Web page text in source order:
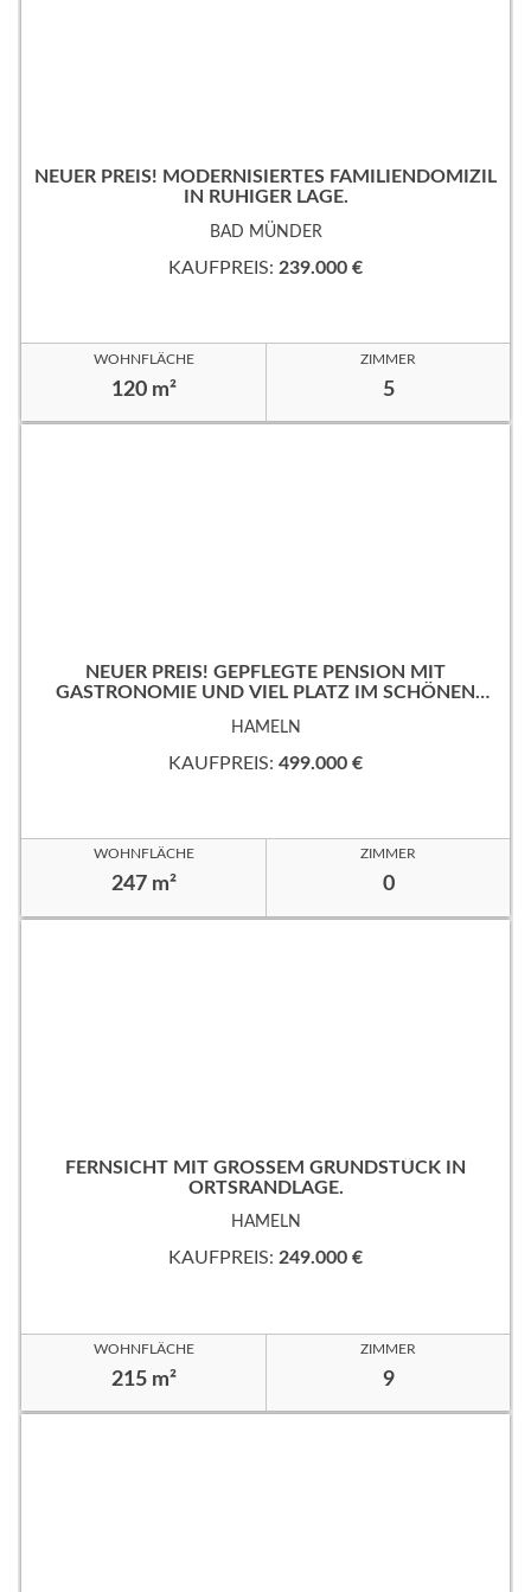
NEUER PREIS! MODERNISIERTES FAMILIENDOMIZIL
IN RUHIGER LAGE.
BAD MÜNDER
KAUFPREIS: 239.000 €
WOHNFLÄCHE
120 m²
ZIMMER
5
NEUER PREIS! GEPFLEGTE PENSION MIT
GASTRONOMIE UND VIEL PLATZ IM SCHÖNEN
HAMELN
KAUFPREIS: 499.000 €
WOHNFLÄCHE
247 m²
ZIMMER
0
FERNSICHT MIT GROSSEM GRUNDSTÜCK IN
ORTSRANDLAGE.
HAMELN
KAUFPREIS: 249.000 €
WOHNFLÄCHE
215 m²
ZIMMER
9